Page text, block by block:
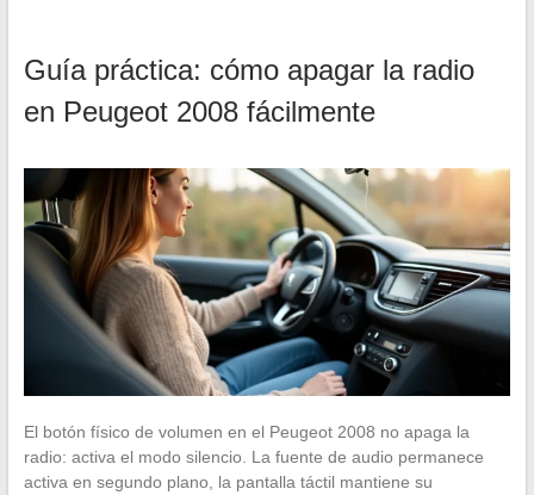
Guía práctica: cómo apagar la radio
en Peugeot 2008 fácilmente
El botón físico de volumen en el Peugeot 2008 no apaga la
radio: activa el modo silencio. La fuente de audio permanece
activa en segundo plano, la pantalla táctil mantiene su